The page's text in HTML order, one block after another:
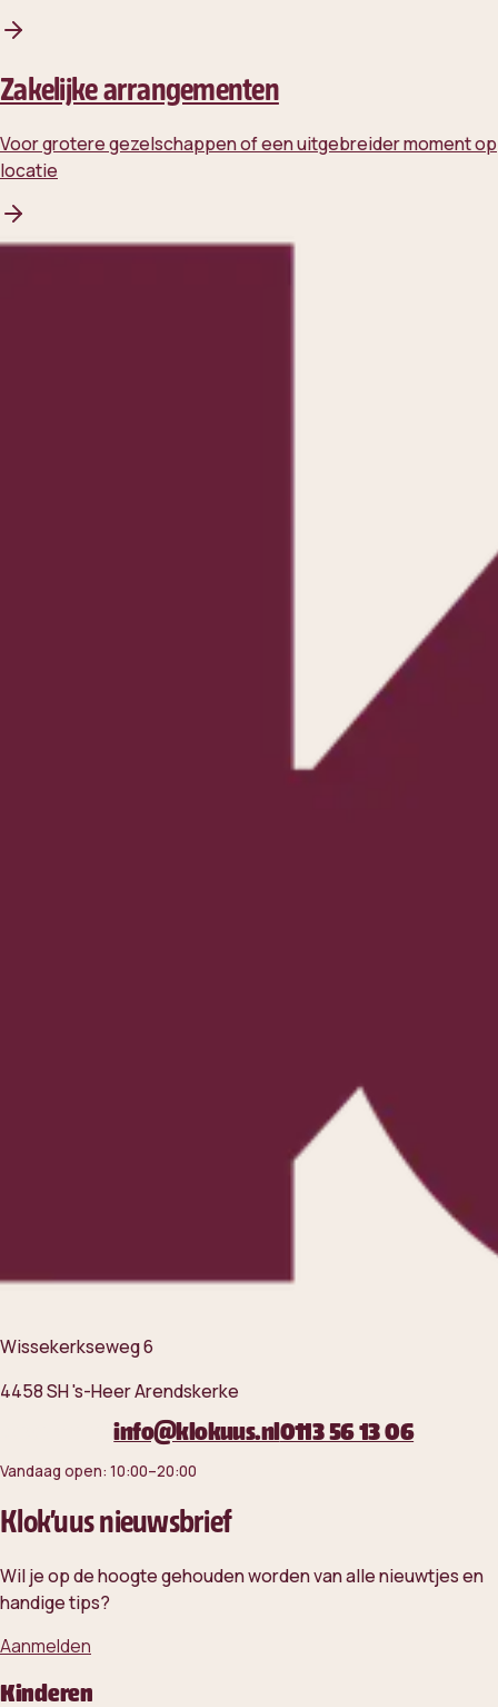
Zakelijke arrangementen
Voor grotere gezelschappen of een uitgebreider moment op
locatie
Wissekerkseweg 6
4458 SH 's-Heer Arendskerke
Reservereninfo@klokuus.nl0113 56 13 06
Vandaag open: 10:00–20:00
Klok'uus nieuwsbrief
Wil je op de hoogte gehouden worden van alle nieuwtjes en
handige tips?
Aanmelden
Kinderen